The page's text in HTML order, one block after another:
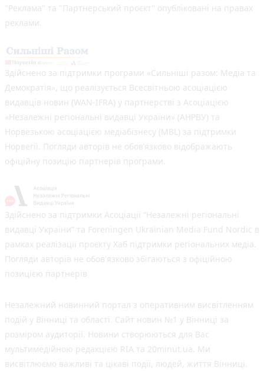
"Реклама" та "Партнерський проєкт" опубліковані на правах
реклами.
Здійснено за підтримки програми «Сильніші разом: Медіа та
Демократія», що реалізується Всесвітньою асоціацією
видавців новин (WAN-IFRA) у партнерстві з Асоціацією
«Незалежні регіональні видавці України» (АНРВУ) та
Норвезькою асоціацією медіабізнесу (MBL) за підтримки
Норвегії. Погляди авторів не обов’язково відображають
офіційну позицію партнерів програми.
Здійснено за підтримки Асоціації “Незалежні регіональні
видавці України” та Foreningen Ukrainian Media Fund Nordic в
рамках реалізації проєкту Хаб підтримки регіональних медіа.
Погляди авторів не обов'язково збігаються з офіційною
позицією партнерів
Незалежний новинний портал з оперативним висвітленням
подій у Вінниці та області. Сайт новин №1 у Вінниці за
розміром аудиторії. Новини створюються для Вас
мультимедійною редакцією RIA та 20minut.ua. Ми
висвітлюємо важливі та цікаві події, людей, життя Вінниці.